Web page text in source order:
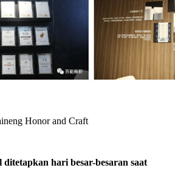
Honor and Craft
hari besar-besaran saat